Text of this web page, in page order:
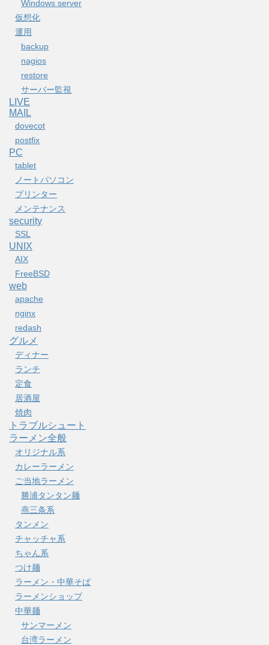
Windows server
仮想化
運用
backup
nagios
restore
サーバー監視
LIVE
MAIL
dovecot
postfix
PC
tablet
ノートパソコン
プリンター
メンテナンス
security
SSL
UNIX
AIX
FreeBSD
web
apache
nginx
redash
グルメ
ディナー
ランチ
定食
居酒屋
焼肉
トラブルシュート
ラーメン全般
オリジナル系
カレーラーメン
ご当地ラーメン
勝浦タンタン麺
燕三条系
タンメン
チャッチャ系
ちゃん系
つけ麺
ラーメン・中華そば
ラーメンショップ
中華麺
サンマーメン
台湾ラーメン